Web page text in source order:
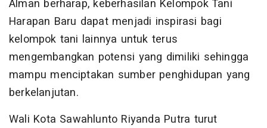
Alman berharap, keberhasilan Kelompok Tani
Harapan Baru dapat menjadi inspirasi bagi
kelompok tani lainnya untuk terus
mengembangkan potensi yang dimiliki sehingga
mampu menciptakan sumber penghidupan yang
berkelanjutan.
Wali Kota Sawahlunto Riyanda Putra turut